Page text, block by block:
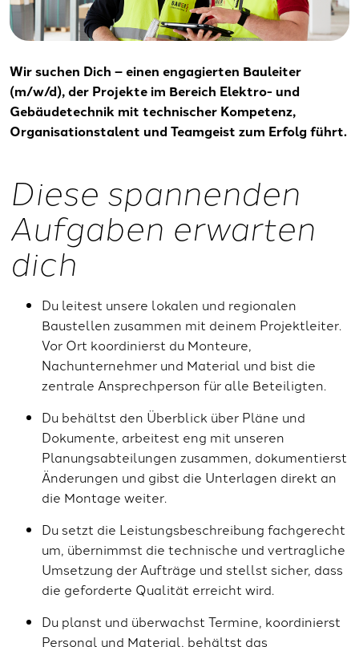
Wir suchen Dich – einen engagierten Bauleiter
(m/w/d), der Projekte im Bereich Elektro- und
Gebäudetechnik mit technischer Kompetenz,
Organisationstalent und Teamgeist zum Erfolg führt.
Diese spannenden
Aufgaben erwarten
dich
Du leitest unsere lokalen und regionalen
Baustellen zusammen mit deinem Projektleiter.
Vor Ort koordinierst du Monteure,
Nachunternehmer und Material und bist die
zentrale Ansprechperson für alle Beteiligten.
Du behältst den Überblick über Pläne und
Dokumente, arbeitest eng mit unseren
Planungsabteilungen zusammen, dokumentierst
Änderungen und gibst die Unterlagen direkt an
die Montage weiter.
Du setzt die Leistungsbeschreibung fachgerecht
um, übernimmst die technische und vertragliche
Umsetzung der Aufträge und stellst sicher, dass
die geforderte Qualität erreicht wird.
Du planst und überwachst Termine, koordinierst
Personal und Material, behältst das